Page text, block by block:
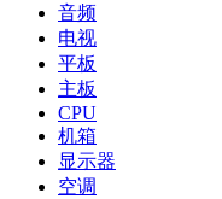
音频
电视
平板
主板
CPU
机箱
显示器
空调